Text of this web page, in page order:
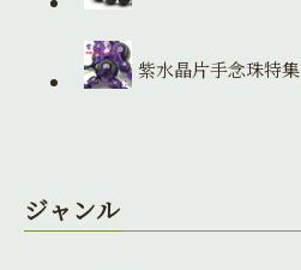
紫水晶片手念珠特集
ジャンル